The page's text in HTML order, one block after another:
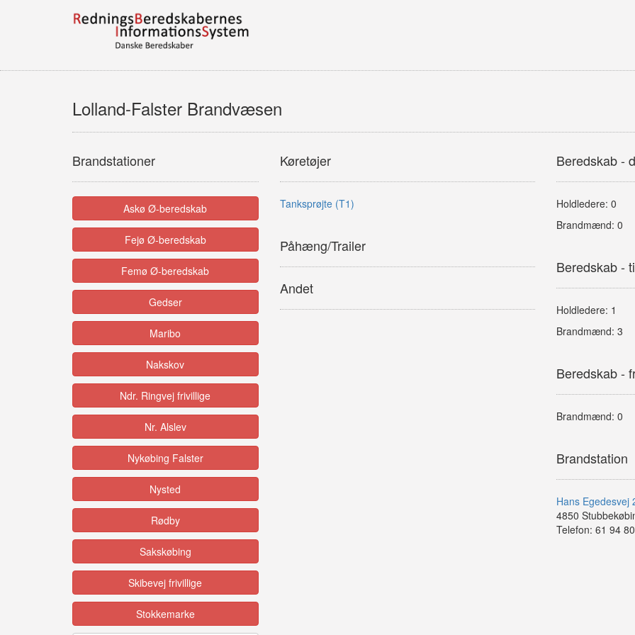
Lolland-Falster Brandvæsen
Brandstationer
Askø Ø-beredskab
Fejø Ø-beredskab
Femø Ø-beredskab
Gedser
Maribo
Nakskov
Ndr. Ringvej frivillige
Nr. Alslev
Nykøbing Falster
Nysted
Rødby
Sakskøbing
Skibevej frivillige
Stokkemarke
Køretøjer
Tanksprøjte (T1)
Påhæng/Trailer
Andet
Beredskab -
Holdledere: 0
Brandmænd: 0
Beredskab -
Holdledere: 1
Brandmænd: 3
Beredskab -
Brandmænd: 0
Brandstation
Hans Egedesvej
4850
Telefon: 61 94